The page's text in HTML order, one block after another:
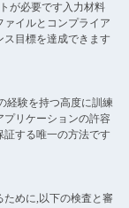
が必要です入力材料
イルとコンプライア
ス目標を達成できます
経験を持つ高度に訓練
プリケーションの許容
証する唯一の方法です
めに,以下の検査と審